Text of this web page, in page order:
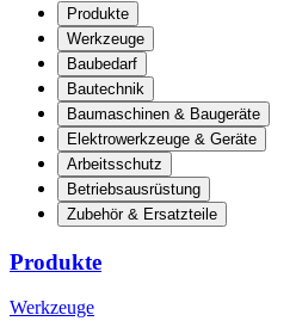
Produkte
Werkzeuge
Baubedarf
Bautechnik
Baumaschinen & Baugeräte
Elektrowerkzeuge & Geräte
Arbeitsschutz
Betriebsausrüstung
Zubehör & Ersatzteile
Produkte
Werkzeuge